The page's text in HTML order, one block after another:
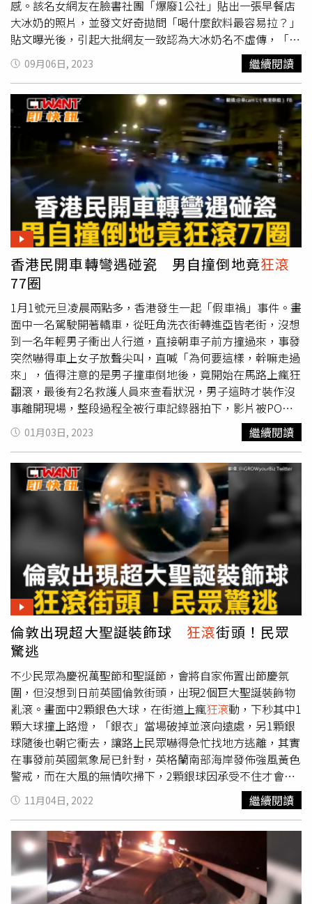
感。該名女網友在臉書社團「爆廢1公社」貼出一張早餐店
大冰奶的照片，並發文好奇拋問「喝什麼飲料最容易拉？」
貼文曝光後，引起大批網友一致認為大冰奶名不虛傳，「早
餐店大冰奶，我剛拉完」、「早餐店的奶茶...喝完後保證通
暢」、「早餐店奶茶是個排便神器。」另外也有人分享其他
通腸飲品，「退冰半小時以上的燕麥飲」、「十二韻玫瑰
茶，包你拉爆」、「我的話是統一高纖無糖豆漿」、「統一
高纖無糖豆漿+1，拉到我以為是身體出狀況」、「早餐店的
咖啡牛奶。」不過，卻有部分網友表示「逛寶雅」能獲得同
樣效果，「還喝什麼咧，逛寶雅速度快到你怕」、「花錢買
飲料幹嘛？去寶雅不就可以得到一樣的效果」、「不用喝只
要去寶雅或家樂福就立馬有感了。」
09月06日, 2023 繼續閱讀
香港民開車轉彎遇碰瓷 男自撞倒地竟狂滾
77圈
1月1號元旦凌晨兩點多，香港發生一起「假車禍」事件。畫
面中一名駕駛開著轎車，從旺角洗衣街轉進亞皆老街，沒想
到一名年輕男子衝出人行道，直接朝車子前方撞過來，事發
突然嚇得車上女子放聲尖叫，直喊「為何要這樣，幹嘛走過
來」，值得注意的是男子撞車倒地後，竟開始在馬路上瘋狂
翻滾，最後有2名救護人員來查看狀況，男子這時才裝作沒
事離開現場，整段過程全被行車記錄器拍下，影片被PO上
網讓不少人紛紛笑翻，甚至還有網友細算碰瓷男子，在地上
總共打滾了77圈。
01月03日, 2023 繼續閱讀
倫敦出現超大聖誕裝飾球 狂滾街頭！民眾
驚逃
不少民眾為慶祝萬聖節和聖誕節，會將自家佈置出節慶氛
圍，但沒想到日前英國倫敦街頭，出現2個巨大聖誕裝飾物
亂滾。畫面中2顆銀色大球，在街道上瘋狂滾動，下秒其中1
顆大球撞上路燈，「銀衣」當場破掉並滾向遠處，另1顆銀
球隨後也朝它衝去，讓路上民眾嚇得急忙找地方逃離，其實
在事發前英國氣象局已針對，英格蘭南部海岸發佈強風黃色
警戒，而在大風的無情吹掃下，2顆銀球因承受不住才會四
處滾。
11月04日, 2022 繼續閱讀